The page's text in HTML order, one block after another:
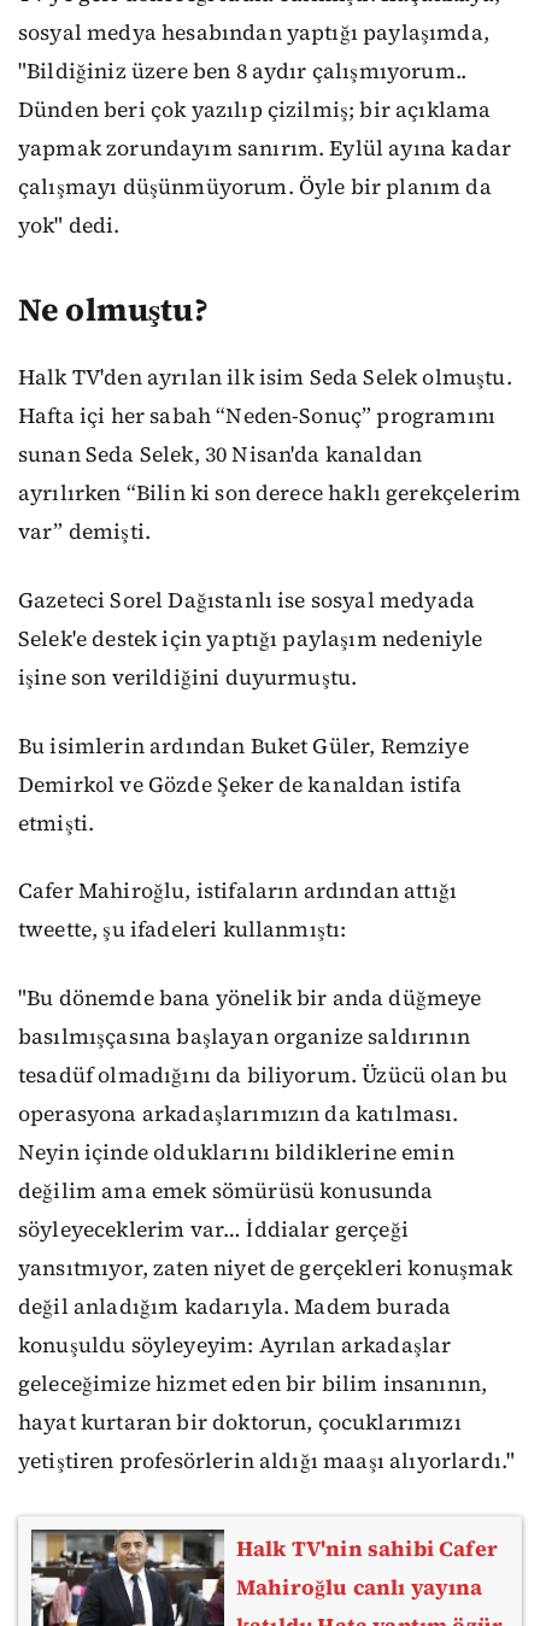
sosyal medya hesabından yaptığı paylaşımda,
"Bildiğiniz üzere ben 8 aydır çalışmıyorum..
Dünden beri çok yazılıp çizilmiş; bir açıklama
yapmak zorundayım sanırım. Eylül ayına kadar
çalışmayı düşünmüyorum. Öyle bir planım da
yok" dedi.
Ne olmuştu?
Halk TV'den ayrılan ilk isim Seda Selek olmuştu.
Hafta içi her sabah “Neden-Sonuç” programını
sunan Seda Selek, 30 Nisan'da kanaldan
ayrılırken “Bilin ki son derece haklı gerekçelerim
var” demişti.
Gazeteci Sorel Dağıstanlı ise sosyal medyada
Selek'e destek için yaptığı paylaşım nedeniyle
işine son verildiğini duyurmuştu.
Bu isimlerin ardından Buket Güler, Remziye
Demirkol ve Gözde Şeker de kanaldan istifa
etmişti.
Cafer Mahiroğlu, istifaların ardından attığı
tweette, şu ifadeleri kullanmıştı:
"Bu dönemde bana yönelik bir anda düğmeye
basılmışçasına başlayan organize saldırının
tesadüf olmadığını da biliyorum. Üzücü olan bu
operasyona arkadaşlarımızın da katılması.
Neyin içinde olduklarını bildiklerine emin
değilim ama emek sömürüsü konusunda
söyleyeceklerim var… İddialar gerçeği
yansıtmıyor, zaten niyet de gerçekleri konuşmak
değil anladığım kadarıyla. Madem burada
konuşuldu söyleyeyim: Ayrılan arkadaşlar
geleceğimize hizmet eden bir bilim insanının,
hayat kurtaran bir doktorun, çocuklarımızı
yetiştiren profesörlerin aldığı maaşı alıyorlardı."
Halk TV'nin sahibi Cafer
Mahiroğlu canlı yayına